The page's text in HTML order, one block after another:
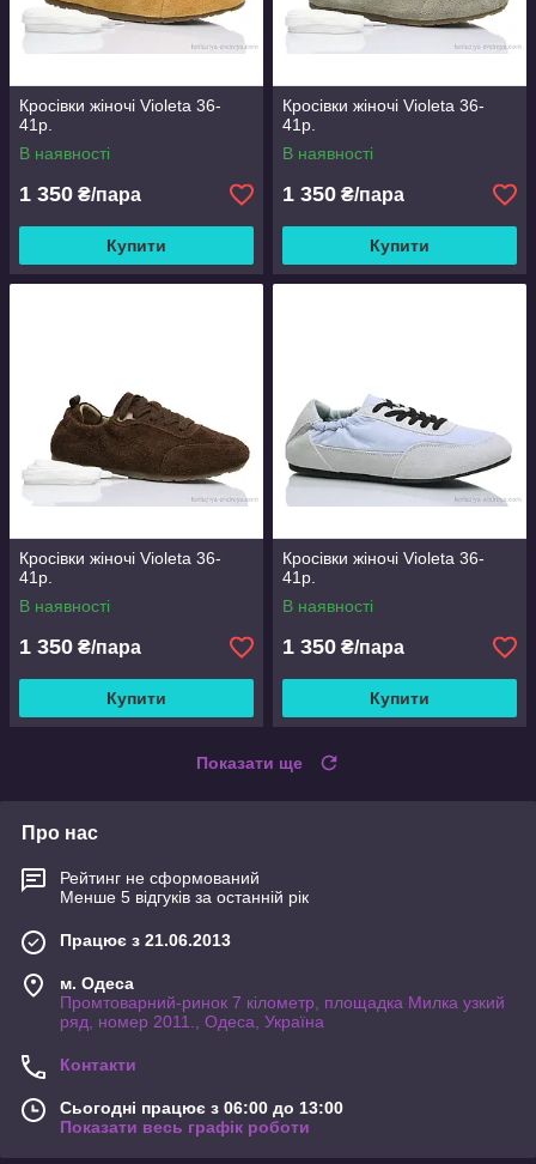
Кросівки жіночі Violeta 36-
41р.
В наявності
1 350 ₴/пара
Купити
Кросівки жіночі Violeta 36-
41р.
В наявності
1 350 ₴/пара
Купити
Кросівки жіночі Violeta 36-
41р.
В наявності
1 350 ₴/пара
Купити
Кросівки жіночі Violeta 36-
41р.
В наявності
1 350 ₴/пара
Купити
Показати ще
Про нас
Рейтинг не сформований
Менше 5 відгуків за останній рік
Працює з 21.06.2013
м. Одеса
Промтоварний-ринок 7 кілометр, площадка Милка узкий
ряд, номер 2011., Одеса, Україна
Контакти
Сьогодні працює з 06:00 до 13:00
Показати весь графік роботи